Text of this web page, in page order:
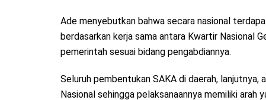
Ade menyebutkan bahwa secara nasional
berdasarkan kerja sama antara Kwartir Nasional
pemerintah sesuai bidang pengabdiannya.
Seluruh pembentukan SAKA di daerah,
Nasional sehingga pelaksanaannya memiliki arah